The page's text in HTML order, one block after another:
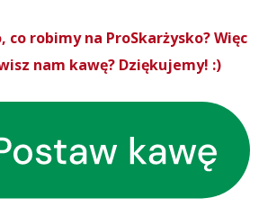
co robimy na ProSkarżysko? Więc
nam kawę? Dziękujemy! :)